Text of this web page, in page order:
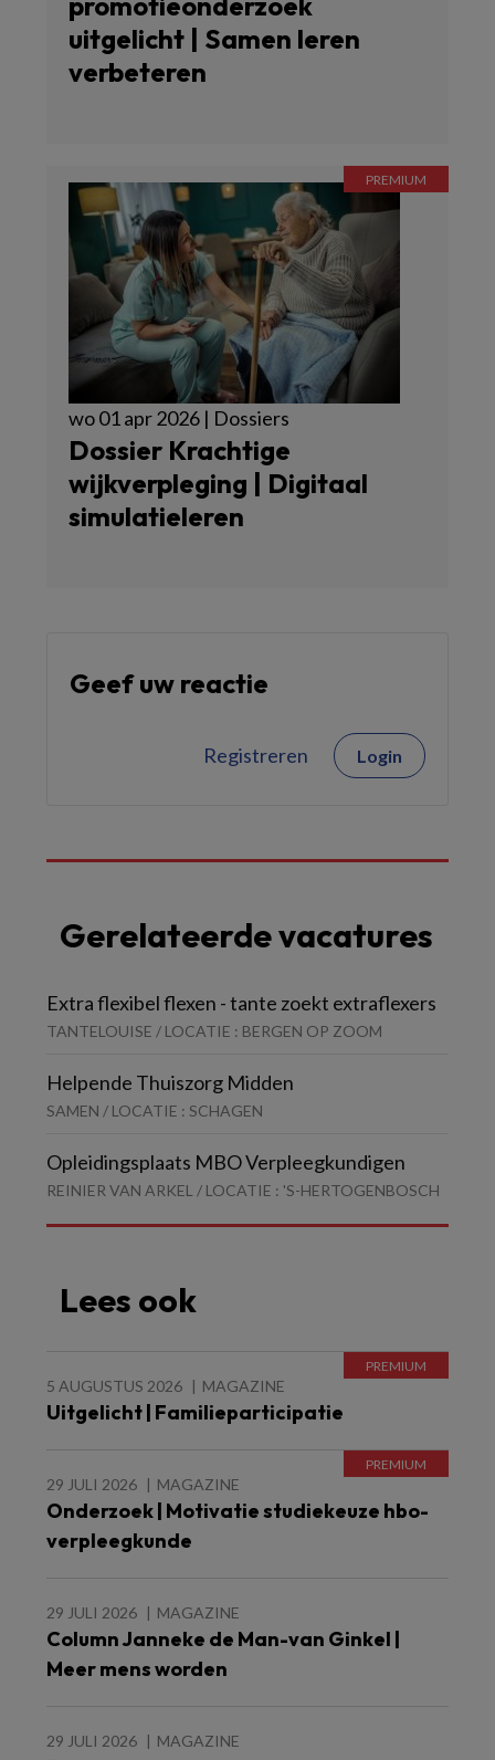
uitgelicht | Samen leren
verbeteren
wo 01 apr 2026 | Dossiers
Dossier Krachtige
wijkverpleging | Digitaal
simulatieleren
Geef uw reactie
Registreren Login
Gerelateerde vacatures
Extra flexibel flexen - tante zoekt extraflexers
TANTELOUISE / LOCATIE : BERGEN OP ZOOM
Helpende Thuiszorg Midden
SAMEN / LOCATIE : SCHAGEN
Opleidingsplaats MBO Verpleegkundigen
REINIER VAN ARKEL / LOCATIE : 'S-HERTOGENBOSCH
Lees ook
5 AUGUSTUS 2026 MAGAZINE
Uitgelicht | Familieparticipatie
29 JULI 2026 MAGAZINE
Onderzoek | Motivatie studiekeuze hbo-
verpleegkunde
29 JULI 2026 MAGAZINE
Column Janneke de Man-van Ginkel |
Meer mens worden
29 JULI 2026 MAGAZINE